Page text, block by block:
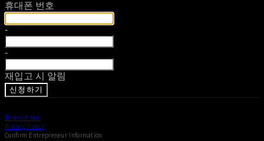
휴대폰 번호
-
-
재입고 시 알림
신청하기
Terms of Use
Privacy Policy
Confirm Entrepreneur Information